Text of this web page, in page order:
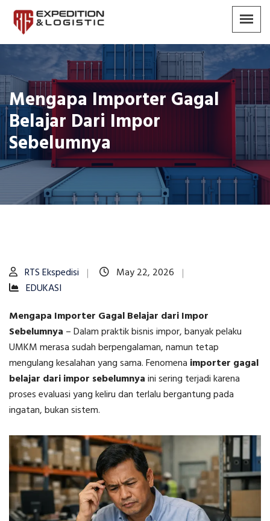
Mengapa Importer Gagal
Belajar Dari Impor
Sebelumnya
RTS Ekspedisi
May 22, 2026
EDUKASI
Mengapa Importer Gagal Belajar dari Impor
Sebelumnya –Dalam praktik bisnis impor, banyak pelaku
UMKM merasa sudah berpengalaman, namun tetap
mengulang kesalahan yang sama. Fenomena importer gagal
belajar dari impor sebelumnyaini sering terjadi karena
proses evaluasi yang keliru dan terlalu bergantung pada
ingatan, bukan sistem.